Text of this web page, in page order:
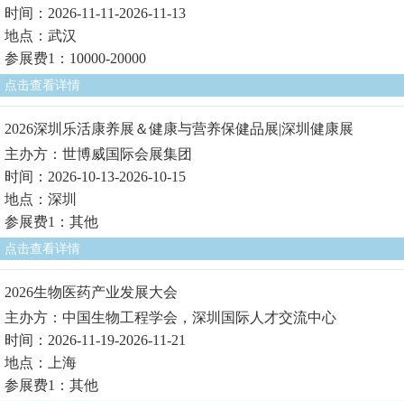
时间：2026-11-11-2026-11-13
地点：武汉
参展费1：10000-20000
点击查看详情
2026深圳乐活康养展＆健康与营养保健品展|深圳健康展
主办方：世博威国际会展集团
时间：2026-10-13-2026-10-15
地点：深圳
参展费1：其他
点击查看详情
2026生物医药产业发展大会
主办方：中国生物工程学会，深圳国际人才交流中心
时间：2026-11-19-2026-11-21
地点：上海
参展费1：其他